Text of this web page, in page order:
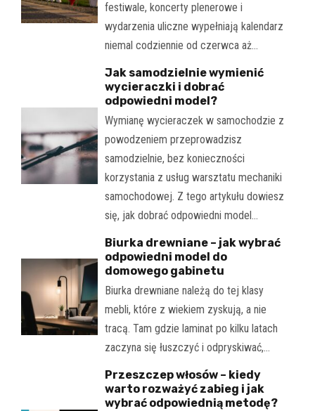
festiwale, koncerty plenerowe i
wydarzenia uliczne wypełniają kalendarz
niemal codziennie od czerwca aż…
Jak samodzielnie wymienić
wycieraczki i dobrać
odpowiedni model?
Wymianę wycieraczek w samochodzie z
powodzeniem przeprowadzisz
samodzielnie, bez konieczności
korzystania z usług warsztatu mechaniki
samochodowej. Z tego artykułu dowiesz
się, jak dobrać odpowiedni model…
Biurka drewniane – jak wybrać
odpowiedni model do
domowego gabinetu
Biurka drewniane należą do tej klasy
mebli, które z wiekiem zyskują, a nie
tracą. Tam gdzie laminat po kilku latach
zaczyna się łuszczyć i odpryskiwać,…
Przeszczep włosów – kiedy
warto rozważyć zabieg i jak
wybrać odpowiednią metodę?